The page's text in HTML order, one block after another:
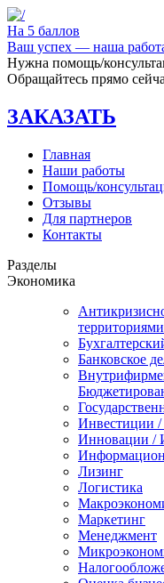
На 5 баллов
Ваш успех — наша
Нужна помощь/
Обращайтесь прямо
ЗАКАЗАТЬ
Главная
Наши работы
Помощь/
Отзывы
Для партнеров
Контакты
Разделы
Экономика
территориями
Банковское
Инвестиции
Инновации /
Лизинг
Логистика
Маркетинг
Менеджмент